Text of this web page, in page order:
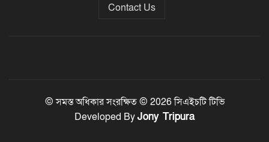
Contact Us
© সমস্ত অধিকার সংরক্ষিত © 2026 সিএইচটি টিভি
Developed ByJony Tripura